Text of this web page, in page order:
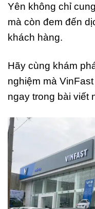
Yên không chỉ
mà còn đem đến
khách hàng.
Hãy cùng khám
nghiệm mà
ngay trong bài viết